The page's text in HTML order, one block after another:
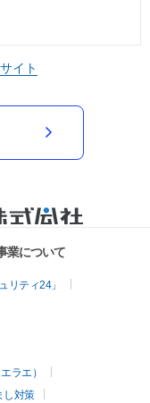
イト
業について
リティ24」
ラエ）
し対策